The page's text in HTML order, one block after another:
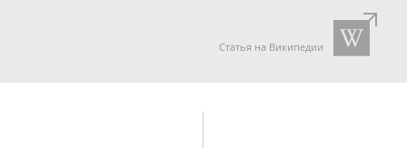
Статья на Википедии